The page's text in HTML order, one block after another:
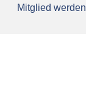
Mitglied werden